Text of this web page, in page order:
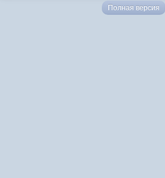
Полная версия